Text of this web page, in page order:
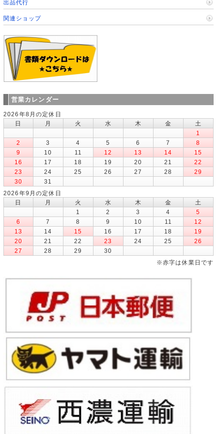
出品代行
関連ショップ
営業カレンダー
2026年8月の定休日
日
月 火 水 木 金
土
1
2
3 4 5 6 7
8
9
10 11 12 13 14
15
16
17 18 19 20 21
22
23
24 25 26 27 28
29
30
31
2026年9月の定休日
日
月 火 水 木 金
土
1
2 3 4
5
6
7 8 9 10 11
12
13
14 15 16 17 18
19
20
21 22 23 24 25
26
27
28 29
30
※赤字は休業日です